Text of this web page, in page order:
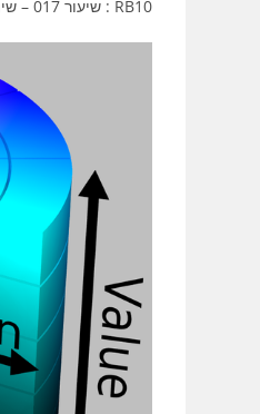
RB10 : שיעור 017 – שימוש במסך OLED – מבוא לפונקציות , לימוד רובוטיקה